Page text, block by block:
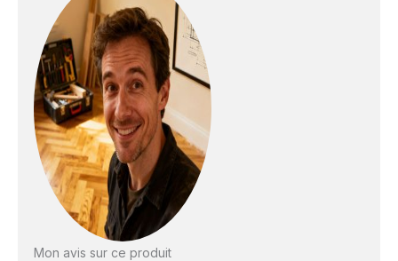
idéal pour l'eau, la
poussière ainsi que
pour les particules
fines. Il offre une
Son réservoir durable
convient pour les
travaux difficiles
Système innovant de
nettoyage à double
Mon avis sur ce produit